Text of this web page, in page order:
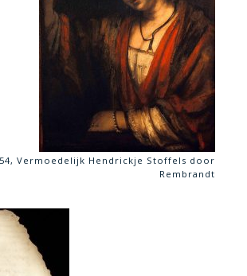
Vermoedelijk Hendrickje Stoffels door
Rembrandt